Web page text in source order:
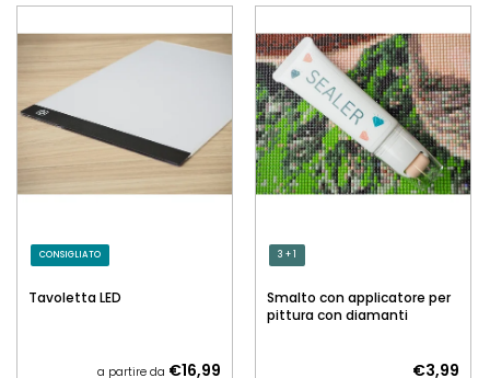
CONSIGLIATO
Tavoletta LED
a partire da €16,99
3 + 1
Smalto con applicatore per
pittura con diamanti
€3,99